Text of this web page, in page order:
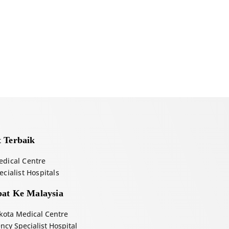
Terbaik
Centre
Hospitals
Ke Malaysia
Medical Centre
Specialist Hospital